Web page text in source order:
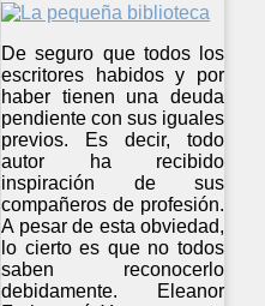
De seguro que todos los
escritores habidos y por
haber tienen una deuda
pendiente con sus iguales
previos. Es decir, todo
autor ha recibido
inspiración de sus
compañeros de profesión.
A pesar de esta obviedad,
lo cierto es que no todos
saben reconocerlo
debidamente. Eleanor